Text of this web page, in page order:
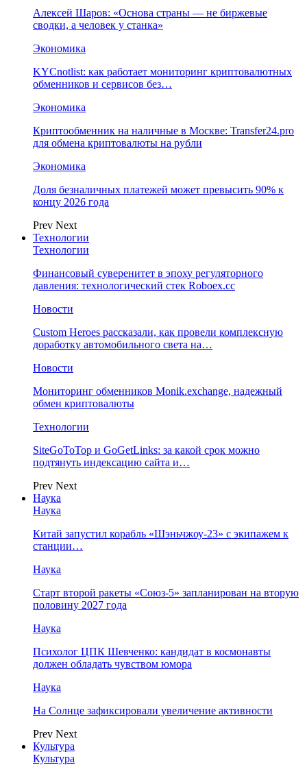
Алексей Шаров: «Основа страны — не биржевые
сводки, а человек у станка»
Экономика
KYCnotlist: как работает мониторинг криптовалютных
обменников и сервисов без…
Экономика
Криптообменник на наличные в Москве: Transfer24.pro
для обмена криптовалюты на рубли
Экономика
Доля безналичных платежей может превысить 90% к
концу 2026 года
Prev Next
Технологии
Технологии
Финансовый суверенитет в эпоху регуляторного
давления: технологический стек Roboex.cc
Новости
Custom Heroes рассказали, как провели комплексную
доработку автомобильного света на…
Новости
Мониторинг обменников Monik.exchange, надежный
обмен криптовалюты
Технологии
SiteGoToTop и GoGetLinks: за какой срок можно
подтянуть индексацию сайта и…
Prev Next
Наука
Наука
Китай запустил корабль «Шэньчжоу-23» с экипажем к
станции…
Наука
Старт второй ракеты «Союз-5» запланирован на вторую
половину 2027 года
Наука
Психолог ЦПК Шевченко: кандидат в космонавты
должен обладать чувством юмора
Наука
На Солнце зафиксировали увеличение активности
Prev Next
Культура
Культура